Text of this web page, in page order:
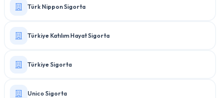
Türk Nippon Sigorta
Türkiye Katılım Hayat Sigorta
Türkiye Sigorta
Unico Sigorta